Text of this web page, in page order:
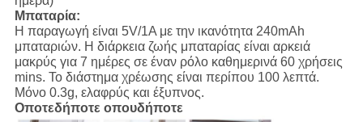
Μπαταρία:
Η παραγωγή είναι 5V/1A με την ικανότητα 240mAh
μπαταριών. Η διάρκεια ζωής μπαταρίας είναι αρκειά
μακρύς για 7 ημέρες σε έναν ρόλο καθημερινά 60 χρήσεις
mins. Το διάστημα χρέωσης είναι περίπου 100 λεπτά.
Μόνο 0.3g, ελαφρύς και έξυπνος.
Οποτεδήποτε οπουδήποτε